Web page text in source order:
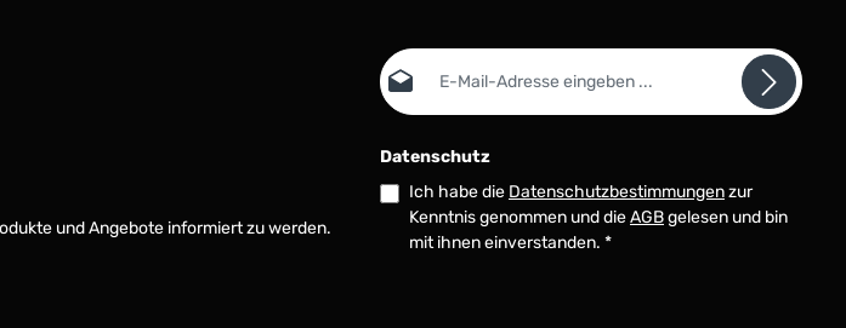
und Angebote informiert zu werden.
E-Mail-Adresse*
Datenschutz
Ich habe die Datenschutzbestimmungenzur
Kenntnis genommen und dieAGBgelesen und bin
mit ihnen einverstanden. *